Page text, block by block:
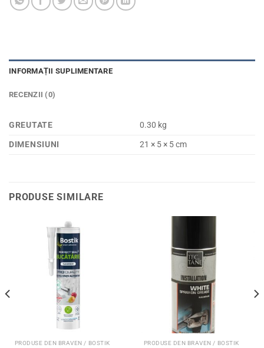
INFORMAȚII SUPLIMENTARE
RECENZII (0)
GREUTATE
0.30 kg
DIMENSIUNI
21 × 5 × 5 cm
PRODUSE SIMILARE
PRODUSE DEN BRAVEN / BOSTIK PRODUSE DEN BRAVEN / BOSTIK